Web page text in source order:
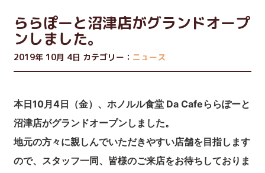
ららぽーと沼津店がグランドオープ
ンしました。
2019年 10月 4日 カテゴリー： ニュース
本日10月4日（金）、ホノルル食堂 Da Cafeららぽーと
沼津店がグランドオープンしました。
地元の方々に親しんでいただきやすい店舗を目指します
ので、スタッフ一同、皆様のご来店をお待ちしておりま